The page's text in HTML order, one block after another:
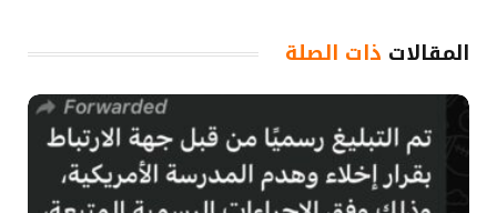
المقالات ذات الصلة